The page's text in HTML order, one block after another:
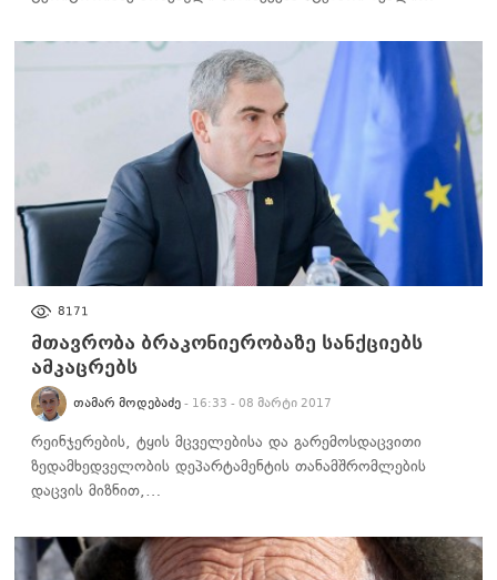
8171
მთავრობა ბრაკონიერობაზე სანქციებს
ამკაცრებს
ᲗᲐᲛᲐᲠ ᲛᲝᲓᲔᲑᲐᲫᲔ - 16:33 - 08 მარტი 2017
რეინჯერების, ტყის მცველებისა და გარემოსდაცვითი
ზედამხედველობის დეპარტამენტის თანამშრომლების
დაცვის მიზნით,…